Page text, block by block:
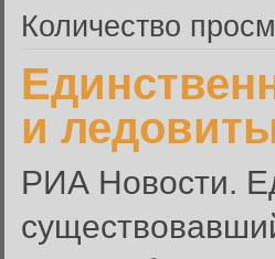
Количество
и
РИА Новости.